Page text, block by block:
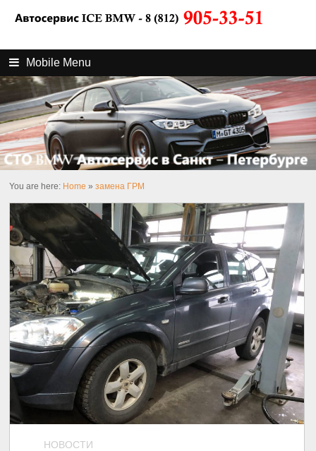
Mobile Menu
You are here: Home »замена ГРМ
НОВОСТИ